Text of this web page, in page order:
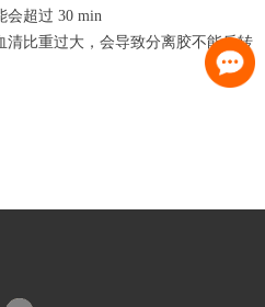
会超过 30 min
清比重过大，会导致分离胶不能反转